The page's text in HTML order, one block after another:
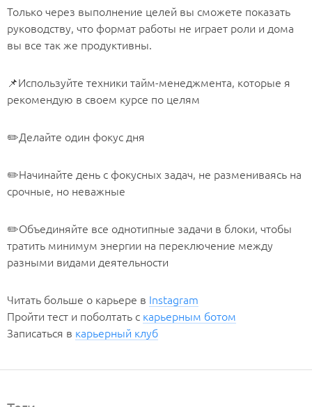
Только через выполнение целей вы сможете показать
руководству, что формат работы не играет роли и дома
вы все так же продуктивны.
📌Используйте техники тайм-менеджмента, которые я
рекомендую в своем курсе по целям
✏️Делайте один фокус дня
✏️Начинайте день с фокусных задач, не размениваясь на
срочные, но неважные
✏️Объединяйте все однотипные задачи в блоки, чтобы
тратить минимум энергии на переключение между
разными видами деятельности
Читать больше о карьере в Instagram
Пройти тест и поболтать с карьерным ботом
Записаться в карьерный клуб